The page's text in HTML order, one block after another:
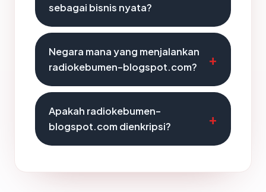
sebagai bisnis nyata?
Negara mana yang menjalankan
radiokebumen-blogspot.com?
Apakah radiokebumen-
blogspot.com dienkripsi?